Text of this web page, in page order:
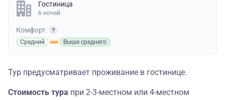
Гостиница
6 ночей
Комфорт
Средний Выше среднего
Тур предусматривает проживание в гостинице.
Стоимость тура при 2-3-местном или 4-местном